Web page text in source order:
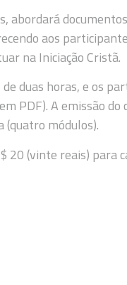
abordará
aos
na Iniciação Cristã.
duas horas, e os
PDF). A emissão
(quatro módulos).
20 (vinte reais) para